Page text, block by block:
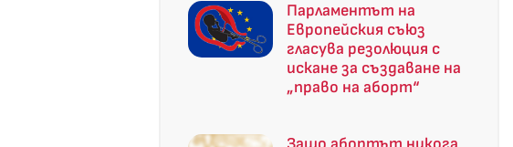
Парламентът на
Европейския съюз
гласува резолюция с
искане за създаване на
„право на аборт“